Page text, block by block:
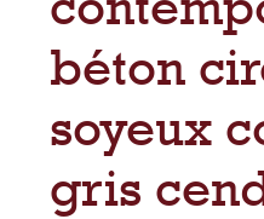
béton
soyeux
gris